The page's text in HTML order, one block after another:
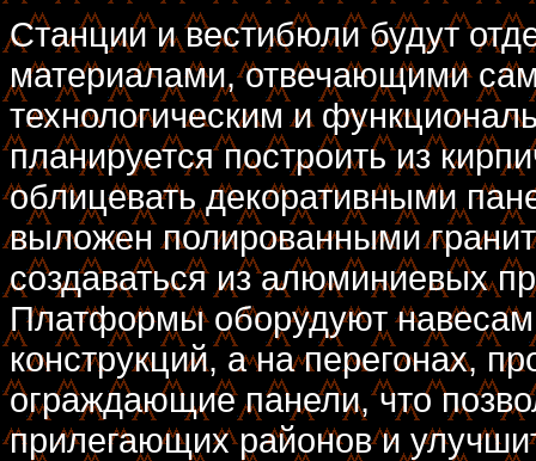
Станции и вестибюли будут
материалами, отвечающими
технологическим и
планируется построить из
облицевать декоративными
выложен полированными
создаваться из алюминиевых
Платформы оборудуют
конструкций, а на перегонах,
ограждающие панели, что
прилегающих районов и